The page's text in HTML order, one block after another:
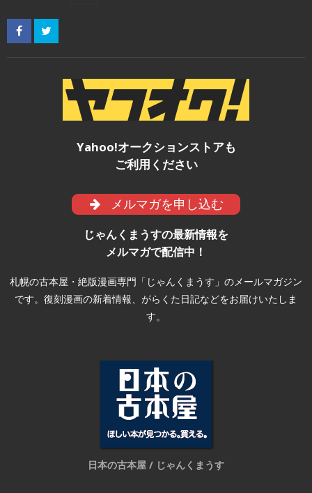
Yahoo!オークションストアも
ご利用ください
メルマガを申し込む
じゃんくまうすの最新情報を
メルマガで配信中！
札幌の古本屋・絶版漫画専門「じゃんくまうす」のメールマガジン
です。復刻漫画の新着情報、がらくた日記などをお届けいたしま
す。
日本の古本屋 / じゃんくまうす